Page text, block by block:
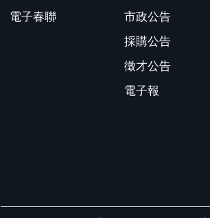
電子春聯
市政公告
採購公告
徵才公告
電子報